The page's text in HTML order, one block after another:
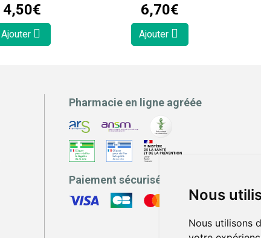
Nous
Nous utilisons
4,50€
Ajouter
6,70€
Ajouter
Pharmacie en ligne agréée
Paiement sécurisé